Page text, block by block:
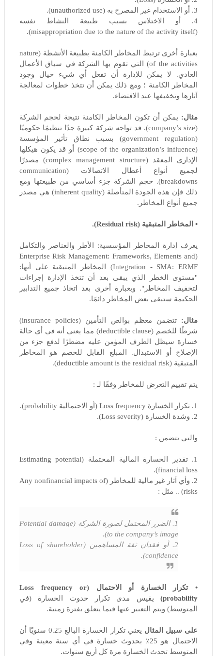
3. أو الاستخدام غير المصرح به (unauthorized use).
4. أو الاختلاس بسبب طبيعة النشاط نفسه
(misappropriation due to the nature of the activity itself).
بعبارة أخرى ترتبط المخاطر الكامنة بطبيعة الأنشطة (nature
of the activities) التي تقوم بها الشركة في سياق الأعمال
العادي. لا يمكن للإدارة أن تفعل أي شيء حيال وجود
المخاطر الكامنة ؛ ومع ذلك يمكن أن تتخذ خطوات لمعالجة
آثارها وتخفيفها عند الاقتضاء.
مثال: يمكن أن تكون المخاطر الكامنة نتيجة لحجم الشركة
(company’s size). قد تواجه شركة كبيرة جدًا تنظيمًا حكوميًا
(government regulation) بسبب نطاق تأثير المؤسسة
(scope of the organization’s influence) أو قد يكون هيكلها
الإداري المعقد (complex management structure) مصدرًا
لجميع أنواع أعطال الاتصالات (communication
breakdowns). حجم الشركة جزء أساسي من طبيعتها ومع
ذلك فإن هذه الجودة المتأصلة (inherent quality) هي مصدر
جميع أنواع المخاطر.
• المخاطر المتبقية (Residual risk).
يعرف إدارة المخاطر المؤسسية: الأطر والعناصر والتكامل
(Enterprise Risk Management: Frameworks, Elements and
Integration - SMA: ERMF) المخاطر المتبقية على أنها:
"مستوى الخطر الذي يبقى بعد أن تتخذ الإدارة إجراءات
لتخفيف المخاطر". وبعبارة أخرى بعد اتخاذ جميع التدابير
الحكيمة ستبقى بعض المخاطر دائمًا.
مثال:
تتضمن معظم بوالص التأمين (insurance policies)
شرطًا للخصم (deductible clause) مما يعني أنه في أي حالة
خسارة سيظل الطرف المؤمن عليه مضطرًا لدفع جزء من
الإصلاح أو الاستبدال. المبلغ القابل للخصم هو المخاطر
المتبقية (deductible amount is the residual risk).
يتم تقييم التعرض للمخاطر وفقًا لـ :
1. تكرار الخسارة Loss frequency (أو الاحتمالية probability).
2. وشدة الخسارة (Loss severity).
والتي تتضمن :
1. تقدير الخسارة المالية المحتملة (Estimating potential
financial loss).
2. وأي آثار غير مالية للمخاطر (Any nonfinancial impacts of
risks) .. مثل :
1. الضرر المحتمل لصورة الشركة (Potential damage
to the company’s image).
2. أو فقدان ثقة المساهمين (Loss of shareholder
confidence).
• تكرار الخسارة أو الاحتمال (Loss frequency or
probability) يقيس مدى تكرار حدوث الخسارة (في
المتوسط) ويتم التعبير عنها فيما يتعلق بفترة زمنية.
على سبيل المثال
يعني تكرار الخسارة البالغ 0.25 سنويًا أن
الاحتمال هو 25٪ بحدوث خسارة في أي سنة معينة وفي
المتوسط تحدث الخسارة مرة كل أربع سنوات.